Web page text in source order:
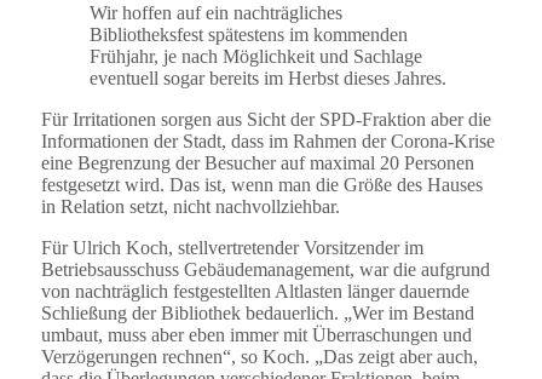
Wir hoffen auf ein nachträgliches
Bibliotheksfest spätestens im kommenden
Frühjahr, je nach Möglichkeit und Sachlage
eventuell sogar bereits im Herbst dieses Jahres.
Für Irritationen sorgen aus Sicht der SPD-Fraktion aber die
Informationen der Stadt, dass im Rahmen der Corona-Krise
eine Begrenzung der Besucher auf maximal 20 Personen
festgesetzt wird. Das ist, wenn man die Größe des Hauses
in Relation setzt, nicht nachvollziehbar.
Für Ulrich Koch, stellvertretender Vorsitzender im
Betriebsausschuss Gebäudemanagement, war die aufgrund
von nachträglich festgestellten Altlasten länger dauernde
Schließung der Bibliothek bedauerlich. „Wer im Bestand
umbaut, muss aber eben immer mit Überraschungen und
Verzögerungen rechnen“, so Koch. „Das zeigt aber auch,